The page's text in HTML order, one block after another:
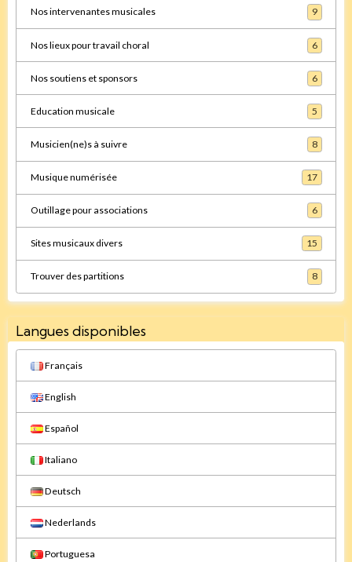
Nos intervenantes musicales 9
Nos lieux pour travail choral 6
Nos soutiens et sponsors 6
Education musicale 5
Musicien(ne)s à suivre 8
Musique numérisée 17
Outillage pour associations 6
Sites musicaux divers 15
Trouver des partitions 8
Langues disponibles
Français
English
Español
Italiano
Deutsch
Nederlands
Portuguesa